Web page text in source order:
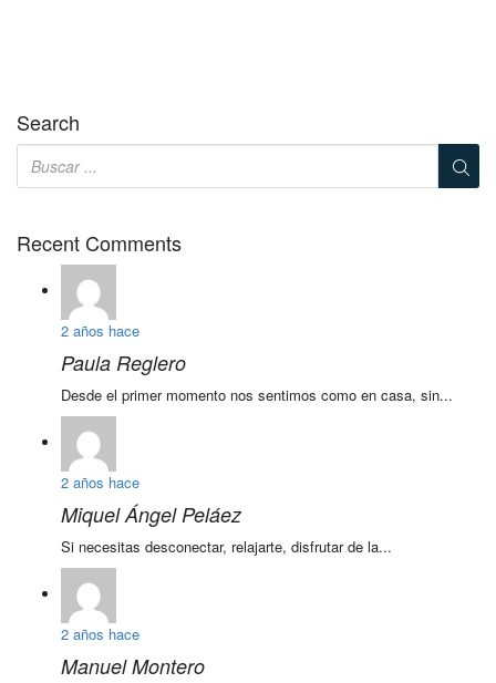
Search
Recent Comments
2 años hace
Paula Reglero
Desde el primer momento nos sentimos como en casa, sin...
2 años hace
Miquel Ángel Peláez
Si necesitas desconectar, relajarte, disfrutar de la...
2 años hace
Manuel Montero